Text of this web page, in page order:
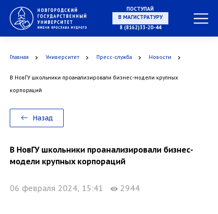
ПОСТУПАЙ
НА СПЕЦИАЛИТЕТ
В МАГИСТРАТУРУ
8 (8162)33-20-44
Главная Университет Пресс-служба Новости
В НовГУ школьники проанализировали бизнес-модели крупных
корпораций
Назад
В НовГУ школьники проанализировали бизнес-
модели крупных корпораций
06 февраля 2024, 15:41 2944